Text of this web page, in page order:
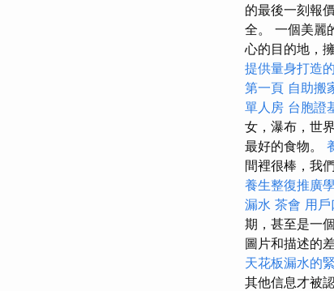
的最後一刻報
全。 一個美麗
心的目的地，
提供量身打造
第一頁 自助搬
單人房 台胞證
女，瀑布，世
最好的食物。
間裡很棒，我
養生整復推廣
漏水 茶會 用
期，甚至是一
圖片和描述的
天花板漏水的
其他信息才被